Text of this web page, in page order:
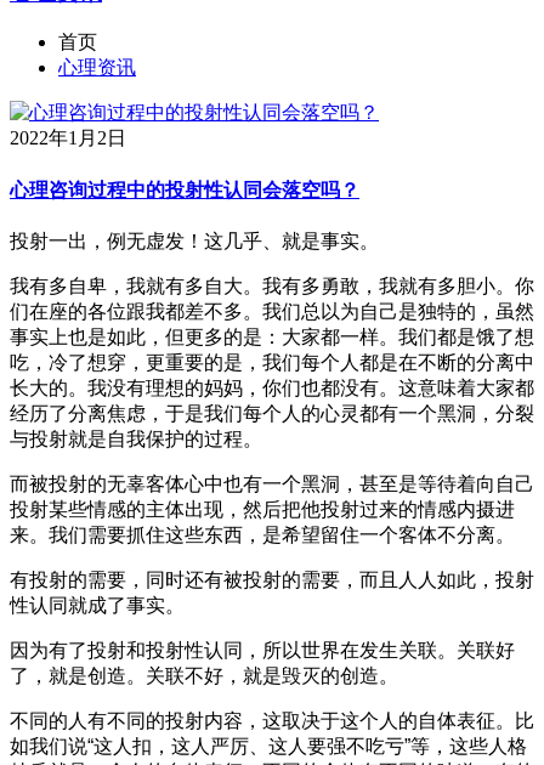
首页
心理资讯
2022年1月2日
心理咨询过程中的投射性认同会落空吗？
投射一出，例无虚发！这几乎、就是事实。
我有多自卑，我就有多自大。我有多勇敢，我就有多胆小。你
们在座的各位跟我都差不多。我们总以为自己是独特的，虽然
事实上也是如此，但更多的是：大家都一样。我们都是饿了想
吃，冷了想穿，更重要的是，我们每个人都是在不断的分离中
长大的。我没有理想的妈妈，你们也都没有。这意味着大家都
经历了分离焦虑，于是我们每个人的心灵都有一个黑洞，分裂
与投射就是自我保护的过程。
而被投射的无辜客体心中也有一个黑洞，甚至是等待着向自己
投射某些情感的主体出现，然后把他投射过来的情感内摄进
来。我们需要抓住这些东西，是希望留住一个客体不分离。
有投射的需要，同时还有被投射的需要，而且人人如此，投射
性认同就成了事实。
因为有了投射和投射性认同，所以世界在发生关联。关联好
了，就是创造。关联不好，就是毁灭的创造。
不同的人有不同的投射内容，这取决于这个人的自体表征。比
如我们说“这人扣，这人严厉、这人要强不吃亏”等，这些人格